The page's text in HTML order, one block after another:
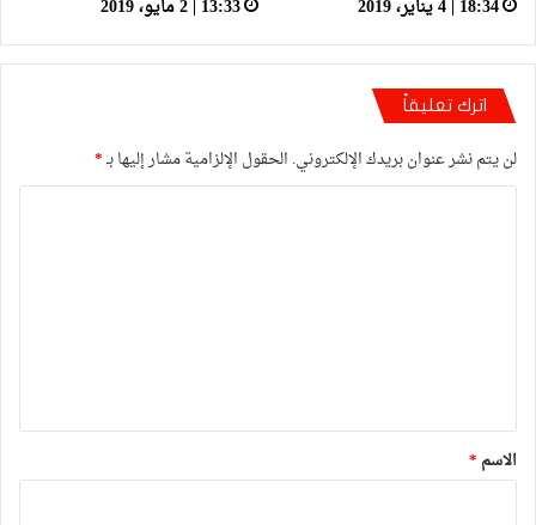
18:34 | 4 يناير، 2019 13:33 | 2 مايو، 2019
اترك تعليقاً
لن يتم نشر عنوان بريدك الإلكتروني. الحقول الإلزامية مشار إليها بـ*
*
الاسم *